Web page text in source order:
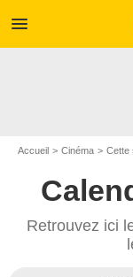
menu
Accueil Cinéma Cette
Retrouvez ici